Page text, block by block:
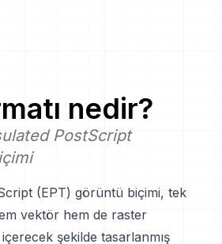
nedir?
PostScript
(EPT) görüntü biçimi, tek
vektör hem de raster
şekilde tasarlanmış